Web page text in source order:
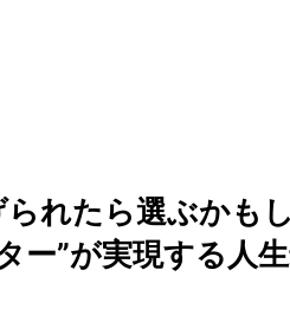
られたら選ぶかも
ー”が実現する人